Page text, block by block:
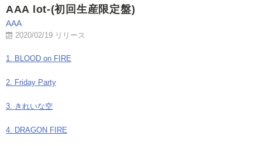
AAA lot-(初回生産限定盤)
AAA
2020/02/19 リリース
1. BLOOD on FIRE
2. Friday Party
3. きれいな空
4. DRAGON FIRE